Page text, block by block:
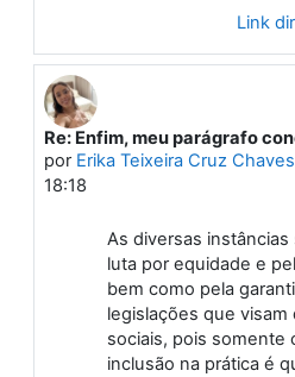
Link
Em resposta à Primeiro post
Re: Enfim, meu parágrafo
por Erika Teixeira Cruz Chaves
18:18
As diversas
luta por equidade e
bem como pela
legislações que visam
sociais, pois somente
inclusão na prática é